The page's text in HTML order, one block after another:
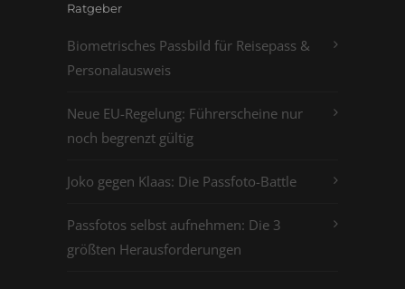
Ratgeber
Biometrisches Passbild für Reisepass &
Personalausweis
Neue EU-Regelung: Führerscheine nur
noch begrenzt gültig
Joko gegen Klaas: Die Passfoto-Battle
Passfotos selbst aufnehmen: Die 3
größten Herausforderungen